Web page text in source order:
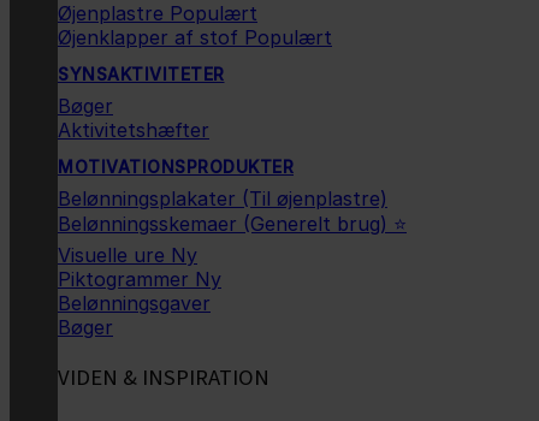
Øjenplastre
Øjenklapper af stof
SYNSAKTIVITETER
Bøger
Aktivitetshæfter
MOTIVATIONSPRODUKTER
Belønningsplakater (Til øjenplastre)
Belønningsskemaer (Generelt brug) ⭐
Visuelle ure
Piktogrammer
Belønningsgaver
Bøger
VIDEN & INSPIRATION